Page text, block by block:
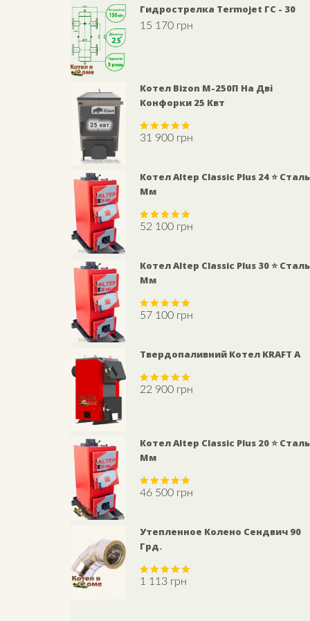
Гидрострелка Termojet ГС - 30
15 170 грн
Котел Bizon М-250П На Дві
Конфорки 25 Квт
Rated 5.00
31 900 грн
Котел Altep Classic Plus 24 ⭐
Мм
Rated 5.00
52 100 грн
Котел Altep Classic Plus 30 ⭐
Мм
Rated 5.00
57 100 грн
Твердопаливний Котел KRAFT A
Rated 5.00
22 900 грн
Котел Altep Classic Plus 20 ⭐
Мм
Rated 5.00
46 500 грн
Утепленное Колено Сендвич 90
Грд.
Rated 5.00
1 113 грн